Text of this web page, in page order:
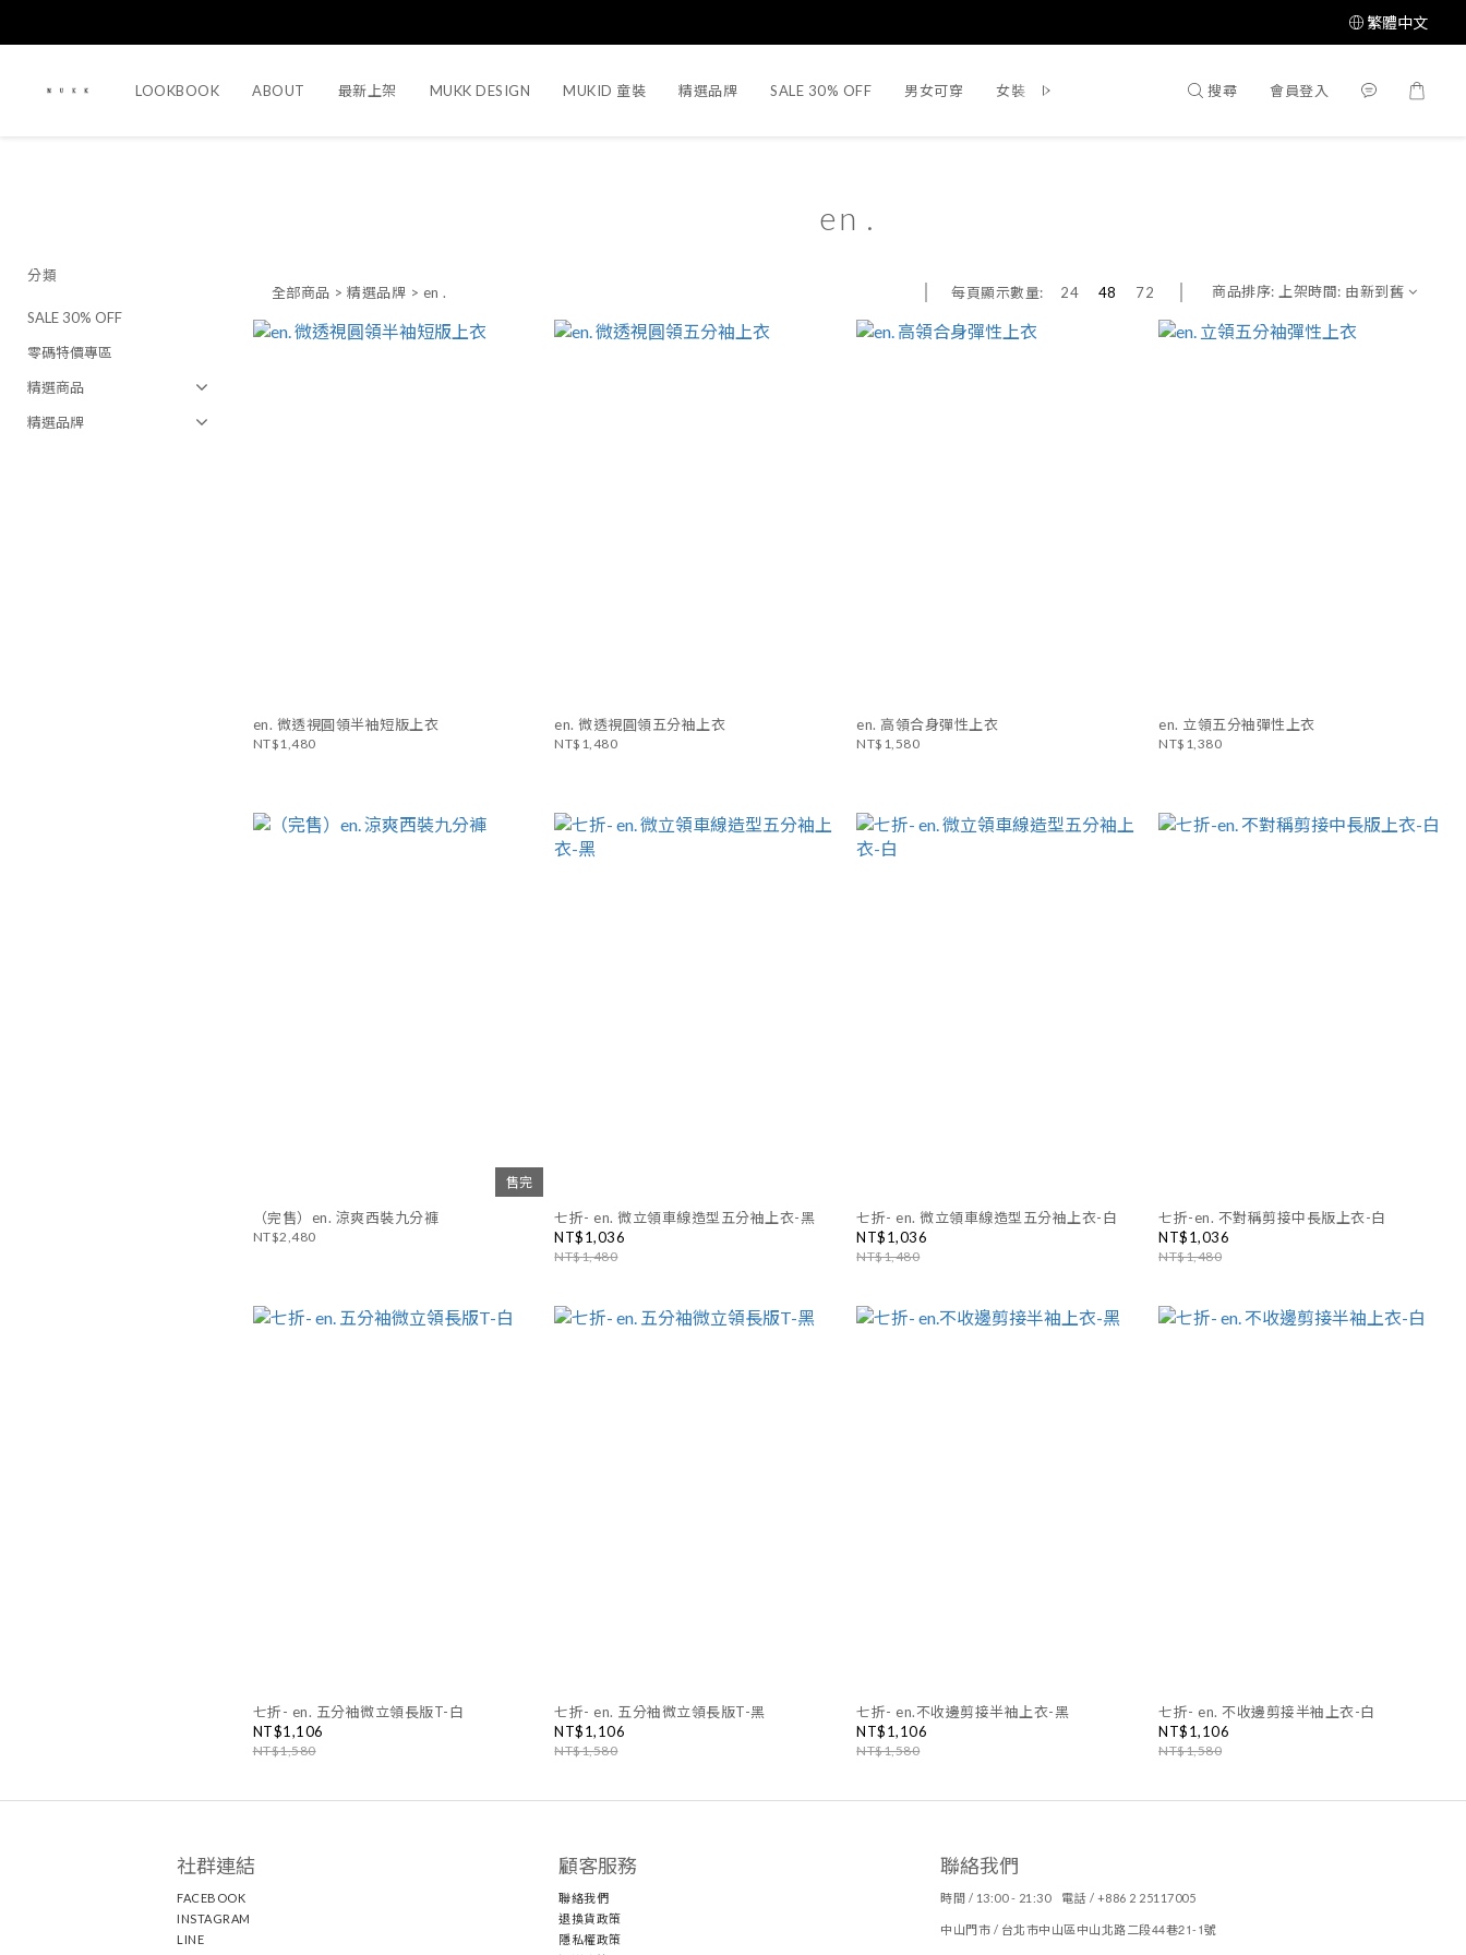
繁體中文
LOOKBOOK ABOUT 最新上架 MUKK DESIGN MUKID 童裝 精選品牌 SALE 30% OFF 男女可穿 女裝 飾品配件 所有商品
搜尋 會員登入
分類
SALE 30% OFF
零碼特價專區
精選商品
精選品牌
en .
全部商品 >精選品牌 > en . 每頁顯示數量: 24 48 72 商品排序: 上架時間: 由新到舊
en. 微透視圓領半袖短版上衣
NT$1,480
en. 微透視圓領五分袖上衣
NT$1,480
en. 高領合身彈性上衣
NT$1,580
en. 立領五分袖彈性上衣
NT$1,380
售完
（完售）en. 涼爽西裝九分褲
NT$2,480
七折- en. 微立領車線造型五分袖上衣-黑
NT$1,036
NT$1,480
七折- en. 微立領車線造型五分袖上衣-白
NT$1,036
NT$1,480
七折-en. 不對稱剪接中長版上衣-白
NT$1,036
NT$1,480
七折- en. 五分袖微立領長版T-白
NT$1,106
NT$1,580
七折- en. 五分袖微立領長版T-黑
NT$1,106
NT$1,580
七折- en.不收邊剪接半袖上衣-黑
NT$1,106
NT$1,580
七折- en. 不收邊剪接半袖上衣-白
NT$1,106
NT$1,580
社群連結
FACEBOOK
INSTAGRAM
LINE
顧客服務
聯絡我們
退換貨政策
隱私權政策
聯絡我們
時間 / 13:00 - 21:30 電話 / +886 2 25117005
中山門市 / 台北市中山區中山北路二段44巷21-1號